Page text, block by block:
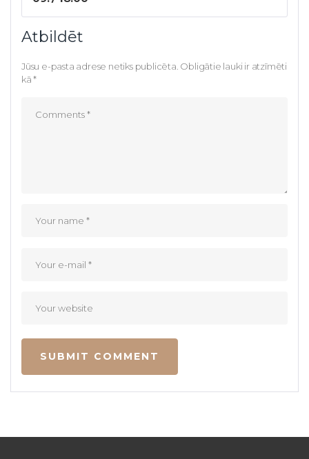
Atbildēt
Jūsu e-pasta adrese netiks publicēta. Obligātie lauki ir atzīmēti
kā*